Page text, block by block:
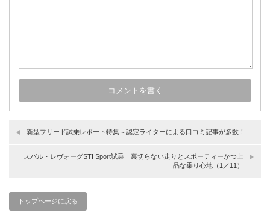
新型フリード試乗レポート特集～認定ライターによる口コミ記事が多数！
スバル・レヴォーグSTI Sport試乗 裏切らない走りとスポーティーかつ上
品な乗り心地（1／11）
トップページに戻る